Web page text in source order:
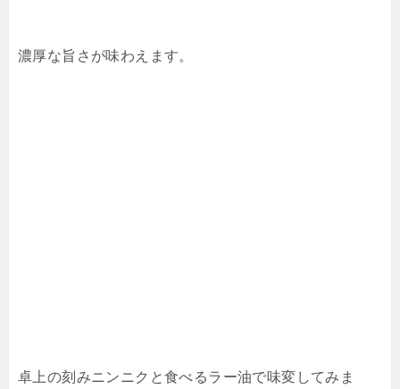
濃厚な旨さが味わえます。
卓上の刻みニンニクと食べるラー油で味変してみま